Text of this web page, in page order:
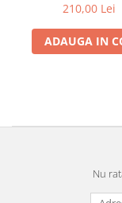
210,00 Lei
ADAUGA IN
Nu